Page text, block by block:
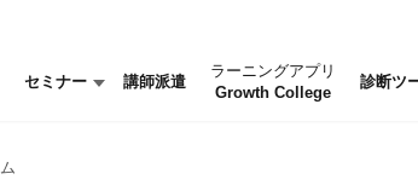
セミナー 講師派遣
ラーニングアプリ
Growth College
診断ツ